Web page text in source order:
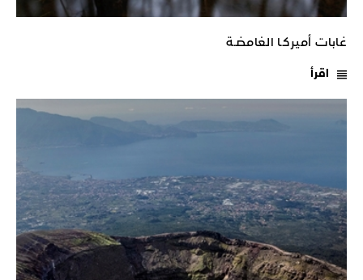
غابات أميركـا الغامضـة
اقرأ